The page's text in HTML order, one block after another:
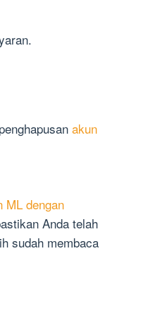
akun
ML dengan
Anda telah
sudah membaca